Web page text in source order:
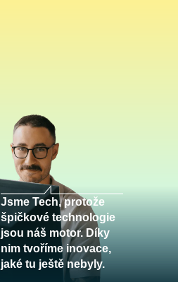
Jsme Tech, protože
špičkové technologie
jsou náš motor. Díky
nim tvoříme inovace,
jaké tu ještě nebyly.